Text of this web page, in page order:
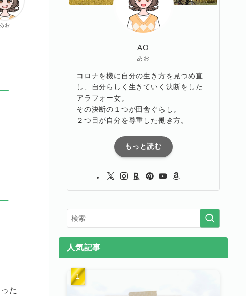
あお
た
AO
あお
コロナを機に自分の生き方を見つめ直
し、自分らしく生きていく決断をした
アラフォー女。
その決断の１つが田舎ぐらし。
２つ目が自分を尊重した働き方。
もっと読む
人気記事